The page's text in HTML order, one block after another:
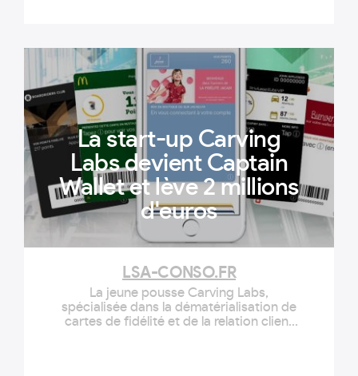
La start-up Carving
Labs devient Captain
Wallet et lève 2 millions
d'euros
LSA-CONSO.FR
La jeune pousse Carving Labs,
spécialisée dans la dématérialisation de
cartes de fidélité et de la relation client